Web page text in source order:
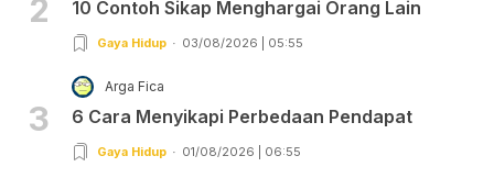
2 10 Contoh Sikap Menghargai Orang Lain
Gaya Hidup 03/08/2026 | 05:55
3
Arga Fica
6 Cara Menyikapi Perbedaan Pendapat
Gaya Hidup 01/08/2026 | 06:55